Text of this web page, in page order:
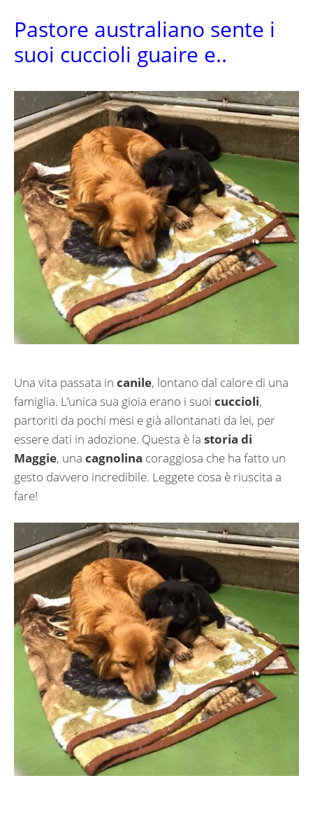
Pastore australiano sente i
suoi cuccioli guaire e..
Una vita passata in canile, lontano dal calore di una
famiglia. L’unica sua gioia erano i suoi cuccioli,
partoriti da pochi mesi e già allontanati da lei, per
essere dati in adozione. Questa è la storia di
Maggie, una cagnolina coraggiosa che ha fatto un
gesto davvero incredibile. Leggete cosa è riuscita a
fare!